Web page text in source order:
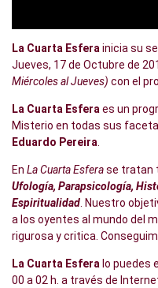
La Cuarta Esfera inicia su
Jueves, 17 de Octubre de
Miércoles al Jueves) con el
La Cuarta Esfera es un
Misterio en todas sus
Eduardo Pereira
En La Cuarta Esferase tratan
Ufología, Parapsicología,
Espiritualidad . Nuestro
a los oyentes al mundo del
rigurosa y critica.
La Cuarta Esfera lo puedes
00 a 02 h. a través de